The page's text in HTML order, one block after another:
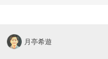
月亭希遊